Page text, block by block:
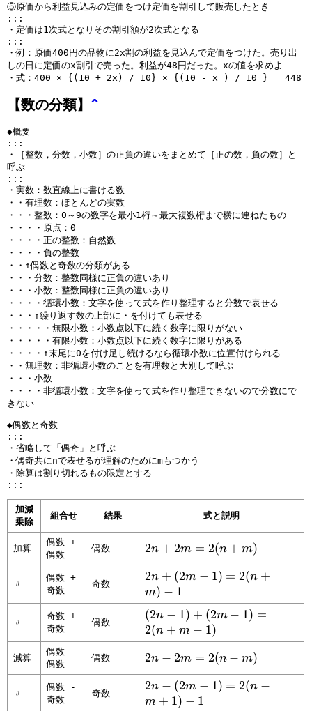
⑤原価から利益見込みの定価をつけ定価を割引して販売したとき
:::
・定価は1次式となりその割引額が2次式となる
:::
・例：原価400円の品物に2x割の利益を見込んで定価をつけた。売り出
しの日に定価のx割引で売った。利益が48円だった。xの値を求めよ
・式：400 × {(10 + 2x) / 10} × {(10 - x ) / 10 } = 448
【数の分類】^
◆概要
:::
・［整数，分数，小数］の正負の違いをまとめて［正の数，負の数］と
呼ぶ
:::
・実数：数直線上に書ける数
・・有理数：ほとんどの実数
・・・整数：0～9の数字を最小1桁～最大複数桁まで横に連ねたもの
・・・・原点：0
・・・・正の整数：自然数
・・・・負の整数
・・↑偶数と奇数の分類がある
・・・分数：整数同様に正負の違いあり
・・・小数：整数同様に正負の違いあり
・・・・循環小数：文字を使って式を作り整理すると分数で表せる
・・・↑繰り返す数の上部に・を付けても表せる
・・・・・無限小数：小数点以下に続く数字に限りがない
・・・・・有限小数：小数点以下に続く数字に限りがある
・・・・↑末尾に0を付け足し続けるなら循環小数に位置付けられる
・・無理数：非循環小数のことを有理数と大別して呼ぶ
・・・小数
・・・・非循環小数：文字を使って式を作り整理できないので分数にで
きない
◆偶数と奇数
:::
・省略して「偶奇」と呼ぶ
・偶奇共にnで表せるが理解のためにmもつかう
・除算は割り切れるもの限定とする
:::
加減
乗除
組合せ 結果 式と説明
加算
偶数 +
偶数
偶数
2
n
+
2
m
=
2
(
n
+
2n + 2m = 2(n + m)
〃
偶数 +
奇数
奇数
2
n
+
(
2
-
1
)
=
2n + (2m − 1) = 2(n +
m) − 1
〃
奇数 +
奇数
偶数
(
2
n
-
1
)
+
(2n − 1) + (2m − 1) =
2(n + m − 1)
減算
偶数 -
偶数
偶数
2
n
-
2
2n − 2m = 2(n − m)
〃
偶数 -
奇数
奇数
2
n
2n − (2m − 1) = 2(n −
m + 1) − 1